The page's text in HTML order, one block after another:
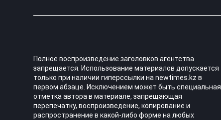
Полное воспроизведение заголовков агентства
запрещается. Использование материалов допускается
только при наличии гиперссылки на newtimes.kz в
первом абзаце. Исключением может быть специальная
отметка автора в материале, запрещающая
перепечатку, воспроизведение, копирование и
распространение в какой-либо форме на любых